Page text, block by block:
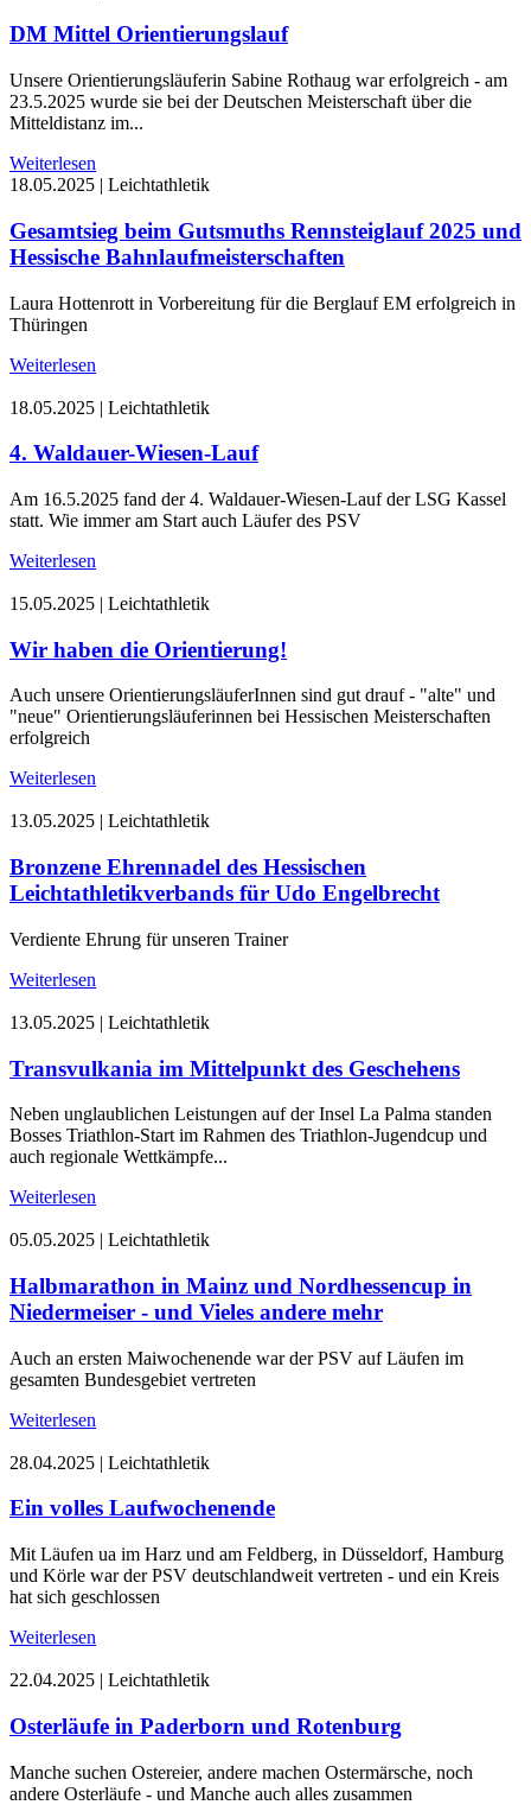
DM Mittel Orientierungslauf
Unsere Orientierungsläuferin Sabine Rothaug war erfolgreich - am
23.5.2025 wurde sie bei der Deutschen Meisterschaft über die
Mitteldistanz im...
Weiterlesen
18.05.2025 | Leichtathletik
Gesamtsieg beim Gutsmuths Rennsteiglauf 2025 und
Hessische Bahnlaufmeisterschaften
Laura Hottenrott in Vorbereitung für die Berglauf EM erfolgreich in
Thüringen
Weiterlesen
18.05.2025 | Leichtathletik
4. Waldauer-Wiesen-Lauf
Am 16.5.2025 fand der 4. Waldauer-Wiesen-Lauf der LSG Kassel
statt. Wie immer am Start auch Läufer des PSV
Weiterlesen
15.05.2025 | Leichtathletik
Wir haben die Orientierung!
Auch unsere OrientierungsläuferInnen sind gut drauf - "alte" und
"neue" Orientierungsläuferinnen bei Hessischen Meisterschaften
erfolgreich
Weiterlesen
13.05.2025 | Leichtathletik
Bronzene Ehrennadel des Hessischen
Leichtathletikverbands für Udo Engelbrecht
Verdiente Ehrung für unseren Trainer
Weiterlesen
13.05.2025 | Leichtathletik
Transvulkania im Mittelpunkt des Geschehens
Neben unglaublichen Leistungen auf der Insel La Palma standen
Bosses Triathlon-Start im Rahmen des Triathlon-Jugendcup und
auch regionale Wettkämpfe...
Weiterlesen
05.05.2025 | Leichtathletik
Halbmarathon in Mainz und Nordhessencup in
Niedermeiser - und Vieles andere mehr
Auch an ersten Maiwochenende war der PSV auf Läufen im
gesamten Bundesgebiet vertreten
Weiterlesen
28.04.2025 | Leichtathletik
Ein volles Laufwochenende
Mit Läufen ua im Harz und am Feldberg, in Düsseldorf, Hamburg
und Körle war der PSV deutschlandweit vertreten - und ein Kreis
hat sich geschlossen
Weiterlesen
22.04.2025 | Leichtathletik
Osterläufe in Paderborn und Rotenburg
Manche suchen Ostereier, andere machen Ostermärsche, noch
andere Osterläufe - und Manche auch alles zusammen